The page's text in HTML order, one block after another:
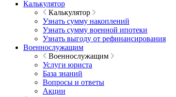
Калькулятор
Калькулятор
Узнать сумму накоплений
Узнать сумму военной ипотеки
Узнать выгоду от рефинансирования
Военнослужащим
Военнослужащим
Услуги юриста
База знаний
Вопросы и ответы
Акции